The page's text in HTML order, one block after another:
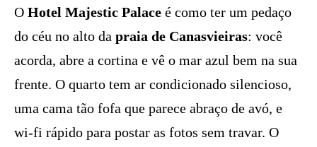
O Hotel Majestic Palace é como ter um pedaço
do céu no alto da praia de Canasvieiras: você
acorda, abre a cortina e vê o mar azul bem na sua
frente. O quarto tem ar condicionado silencioso,
uma cama tão fofa que parece abraço de avó, e
wi-fi rápido para postar as fotos sem travar. O